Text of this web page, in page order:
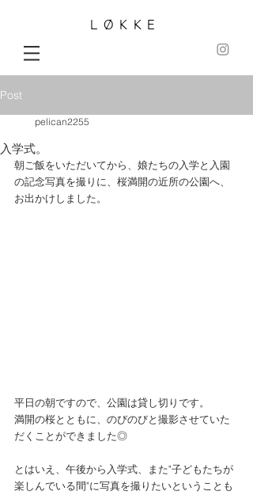
LØKKE
Post
入学式。
pelican2255
朝ご飯をいただいてから、娘たちの入学と入園
の記念写真を撮りに、桜満開の近所の公園へ、
お出かけしました。
平日の朝ですので、公園は貸し切りです。
満開の桜とともに、のびのびと撮影させていた
だくことができました◎
とはいえ、午後から入学式、また"子どもたちが
楽しんでいる間"に写真を撮りたいということも